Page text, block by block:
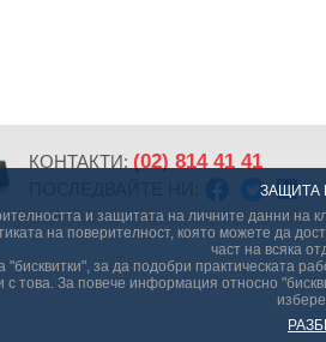
ЗАЩИТА
и защитата на личните данни на
на поверителност, която можете да
част на всяка
"бисквитки", за да подобри практическата
с това. За повече информация относно
КОНТАКТИ: (02) 814 41 41